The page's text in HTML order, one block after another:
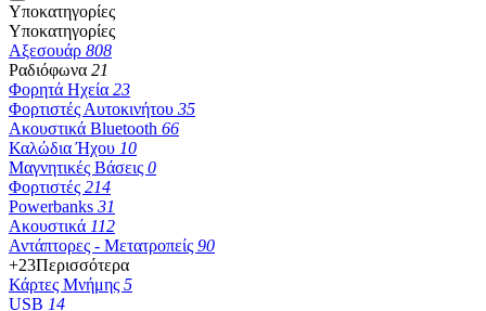
Υποκατηγορίες
Υποκατηγορίες
Αξεσουάρ 808
Ραδιόφωνα 21
Φορητά Ηχεία 23
Φορτιστές Αυτοκινήτου 35
Ακουστικά Bluetooth 66
Καλώδια Ήχου 10
Μαγνητικές Βάσεις 0
Φορτιστές 214
Powerbanks 31
Ακουστικά 112
Αντάπτορες - Μετατροπείς 90
+23Περισσότερα
Κάρτες Μνήμης 5
USB 14